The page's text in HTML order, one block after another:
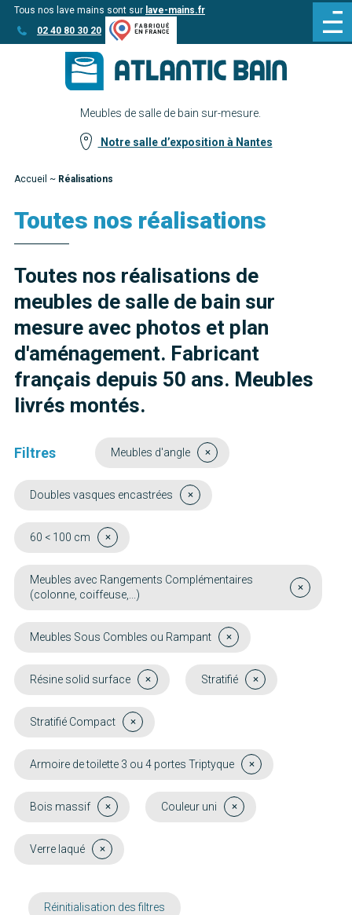
Aller
au
Aller au
contenu
Tous nos lave mains sont sur lave-mains.fr
02 40 80 30 20
Meubles de salle de bain sur-mesure.
Notre salle d’exposition à Nantes
Accueil ~ Réalisations
Toutes nos réalisations
Toutes nos réalisations de
meubles de salle de bain sur
mesure avec photos et plan
d'aménagement. Fabricant
français depuis 50 ans. Meubles
livrés montés.
Filtres Meubles d'angle
Doubles vasques encastrées
60 < 100 cm
Meubles avec Rangements Complémentaires
(colonne, coiffeuse,...)
Meubles Sous Combles ou Rampant
Résine solid surface Stratifié
Stratifié Compact
Armoire de toilette 3 ou 4 portes Triptyque
Bois massif Couleur uni
Verre laqué
Réinitialisation des filtres